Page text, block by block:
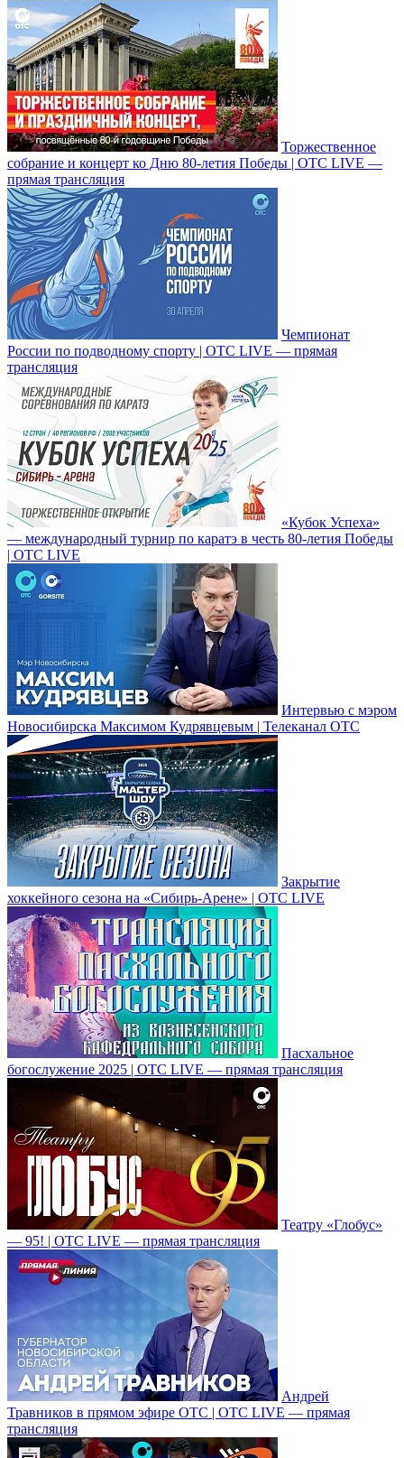
Торжественное
собрание и концерт ко Дню 80-летия Победы | ОТС LIVE —
прямая трансляция
Чемпионат
России по подводному спорту | ОТС LIVE — прямая
трансляция
«Кубок Успеха»
— международный турнир по каратэ в честь 80-летия Победы
| ОТС LIVE
Интервью с мэром
Новосибирска Максимом Кудрявцевым | Телеканал ОТС
Закрытие
хоккейного сезона на «Сибирь-Арене» | ОТС LIVE
Пасхальное
богослужение 2025 | ОТС LIVE — прямая трансляция
Театру «Глобус»
— 95! | ОТС LIVE — прямая трансляция
Андрей
Травников в прямом эфире ОТС | ОТС LIVE — прямая
трансляция